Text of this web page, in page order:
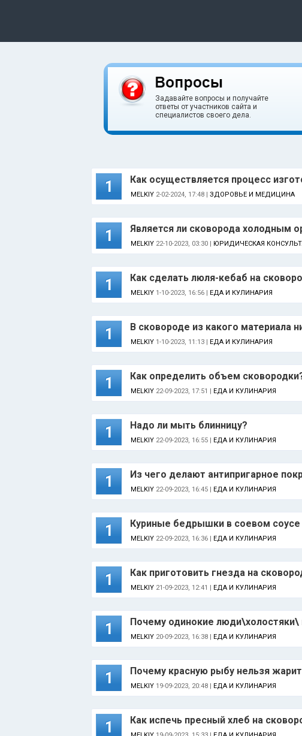
Задавайте вопросы и получайте
ответы от участников сайта и
специалистов своего дела.
1 Как осуществляется процесс
MELKIY 2-02-2024, 17:48 | ЗДОРОВЬЕ И МЕДИЦИНА
1 Является ли сковорода холодным
MELKIY 22-10-2023, 03:30 | ЮРИДИЧЕСКАЯ
1 Как сделать люля-кебаб на
MELKIY 1-10-2023, 16:56 | ЕДА И КУЛИНАРИЯ
1 В сковороде из какого материала
MELKIY 1-10-2023, 11:13 | ЕДА И КУЛИНАРИЯ
1 Как определить объем
MELKIY 22-09-2023, 17:51 | ЕДА И КУЛИНАРИЯ
1 Надо ли мыть блинницу?
MELKIY 22-09-2023, 16:55 | ЕДА И КУЛИНАРИЯ
1 Из чего делают антипригарное
MELKIY 22-09-2023, 16:45 | ЕДА И КУЛИНАРИЯ
1 Куриные бедрышки в соевом соусе
MELKIY 22-09-2023, 16:36 | ЕДА И КУЛИНАРИЯ
1 Как приготовить гнезда на
MELKIY 21-09-2023, 12:41 | ЕДА И КУЛИНАРИЯ
1 Почему одинокие люди\холостяки\
MELKIY 20-09-2023, 16:38 | ЕДА И КУЛИНАРИЯ
1 Почему красную рыбу нельзя
MELKIY 19-09-2023, 20:48 | ЕДА И КУЛИНАРИЯ
1 Как испечь пресный хлеб на